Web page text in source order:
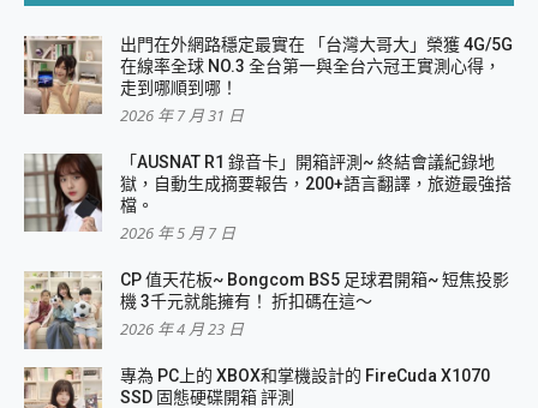
出門在外網路穩定最實在 「台灣大哥大」榮獲 4G/5G
在線率全球 NO.3 全台第一與全台六冠王實測心得，
走到哪順到哪！
2026 年 7 月 31 日
「AUSNAT R1 錄音卡」開箱評測~ 終結會議紀錄地
獄，自動生成摘要報告，200+語言翻譯，旅遊最強搭
檔。
2026 年 5 月 7 日
CP 值天花板~ Bongcom BS5 足球君開箱~ 短焦投影
機 3千元就能擁有！ 折扣碼在這～
2026 年 4 月 23 日
專為 PC上的 XBOX和掌機設計的 FireCuda X1070
SSD 固態硬碟開箱 評測